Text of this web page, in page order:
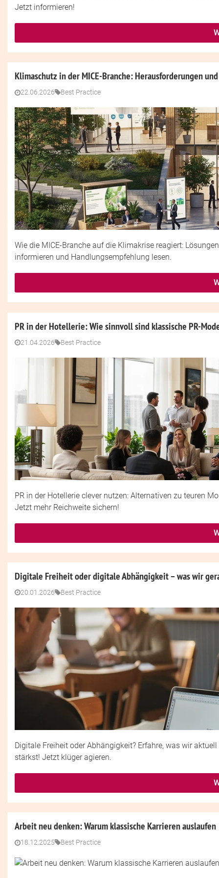
Jetzt informieren!
Klimaschutz in der MICE-Branche: Herausforderungen
22.06.2026 Best Practice
Wie die MICE-Branche auf die Klimakrise reagiert:
informieren und Handlungsempfehlung lesen.
PR in der Hotellerie: Wie sinnvoll sind klassische PR-
21.04.2026 Best Practice
PR in der Hotellerie clever nutzen: Alternativen zu teuren
Jetzt mehr Reichweite sichern!
Digitale Freiheit oder digitale Abhängigkeit – was wir
20.01.2026 Best Practice
Digitale Freiheit oder Abhängigkeit? Erfahre, was wir
stärkst! Jetzt klüger agieren.
Arbeit neu denken: Warum klassische Karrieren auslaufen
18.12.2025 Best Practice